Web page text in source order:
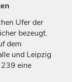
Ufer der
bezeugt.
dem
und Leipzig
eine